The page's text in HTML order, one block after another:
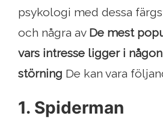
psykologi med dessa
och några av De mest
vars intresse ligger i
störning De kan vara
1. Spiderman